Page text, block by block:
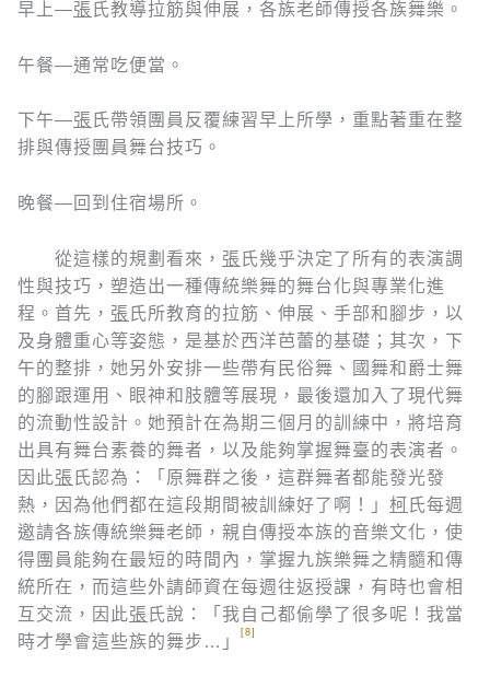
早上—張 氏教導拉筋與伸展，各族老師傳授各族舞樂。
午餐—通常吃便當。
下午—張 氏帶領團員反覆練習早上所學，重點著重在整
排與傳授團員舞台技巧。
晚餐—回到住宿場所。
從這樣的規劃看來， 張 氏幾乎決定了所有的表演調
性與技巧，塑造出一種傳統樂舞的舞台化與專業化進
程。首先， 張 氏所教育的拉筋、伸展、手部和腳步，以
及身體重心等姿態，是基於西洋芭蕾的基礎；其次，下
午的整排，她另外安排一些帶有民俗舞、國舞和爵士舞
的腳跟運用、眼神和肢體等展現，最後還加入了現代舞
的流動性設計。她預計在為期三個月的訓練中，將培育
出具有舞台素養的舞者，以及能夠掌握舞臺的表演者。
因此張 氏認為：「原舞群之後，這群舞者都能發光發
熱，因為他們都在這段期間被訓練好了啊！」 柯 氏每週
邀請各族傳統樂舞老師，親自傳授本族的音樂文化，使
得團員能夠在最短的時間內，掌握九族樂舞之精髓和傳
統所在，而這些外請師資在每週往返授課，有時也會相
互交流，因此張 氏說：「我自己都偷學了很多呢！我當
時才學會這些族的舞步…」
[8]